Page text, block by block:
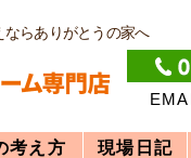
らありがとうの家へ
考え方 現場日記